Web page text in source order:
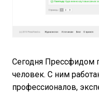
Сегодня Прессфидом
человек. С ним
профессионалов,